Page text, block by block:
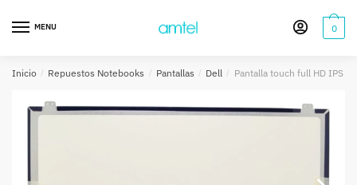
navegación
MENU 0
Inicio / Repuestos Notebooks / Pantallas / Dell / Pantalla touch full HD IPS